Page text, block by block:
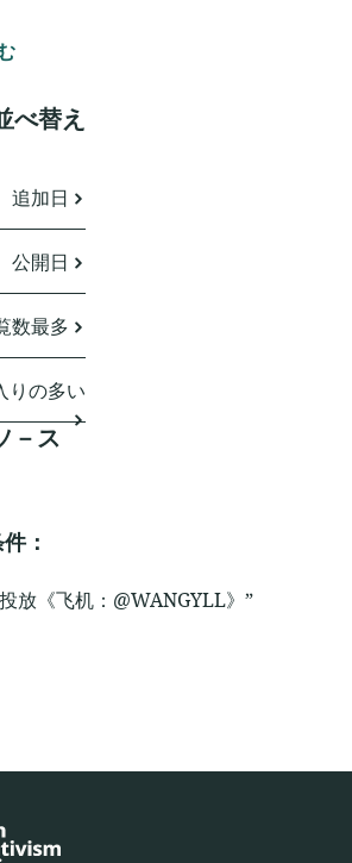
べ替え
追加日
公開日
数最多
りの多い
－ス
：
放《飞机：@WANGYLL》”